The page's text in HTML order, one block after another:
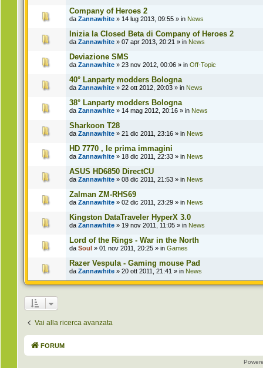
Company of Heroes 2
da Zannawhite » 14 lug 2013, 09:55 » in News
Inizia la Closed Beta di Company of Heroes 2
da Zannawhite » 07 apr 2013, 20:21 » in News
Deviazione SMS
da Zannawhite » 23 nov 2012, 00:06 » in Off-Topic
40° Lanparty modders Bologna
da Zannawhite » 22 ott 2012, 20:03 » in News
38° Lanparty modders Bologna
da Zannawhite » 14 mag 2012, 20:16 » in News
Sharkoon T28
da Zannawhite » 21 dic 2011, 23:16 » in News
HD 7770 , le prima immagini
da Zannawhite » 18 dic 2011, 22:33 » in News
ASUS HD6850 DirectCU
da Zannawhite » 08 dic 2011, 21:53 » in News
Zalman ZM-RHS69
da Zannawhite » 02 dic 2011, 23:29 » in News
Kingston DataTraveler HyperX 3.0
da Zannawhite » 19 nov 2011, 11:05 » in News
Lord of the Rings - War in the North
da Soul » 01 nov 2011, 20:25 » in Games
Razer Vespula - Gaming mouse Pad
da Zannawhite » 20 ott 2011, 21:41 » in News
Vai alla ricerca avanzata
FORUM